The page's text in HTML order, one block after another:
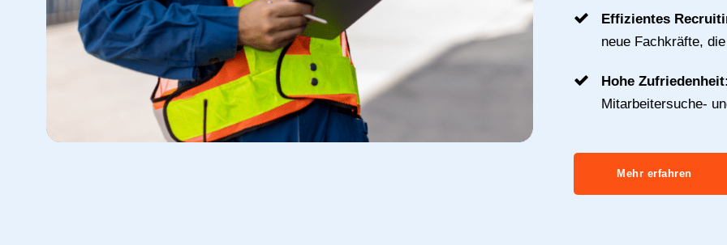
Effizientes
neue Fachkräfte,
Hohe Zufriedenheit:
Mitarbeitersuche-
Mehr erfahren